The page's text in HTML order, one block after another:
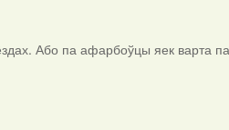
Або па афарбоўцы яек варта